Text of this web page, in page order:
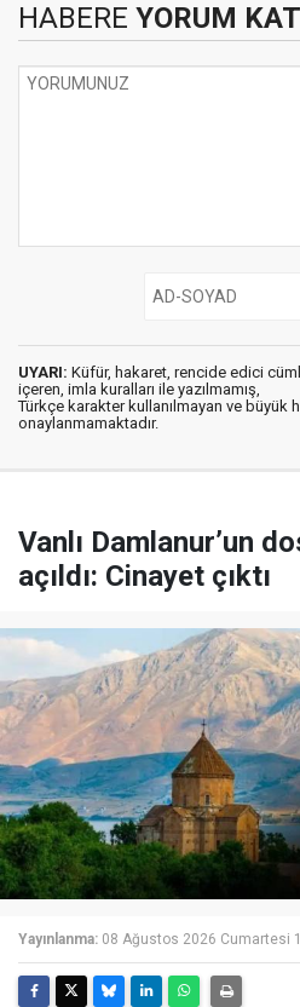
HABERE YORUM KAT
UYARI: Küfür, hakaret, rencide edici
içeren, imla kuralları ile yazılmamış,
Türkçe karakter kullanılmayan ve büyük
onaylanmamaktadır.
Vanlı Damlanur’un
açıldı: Cinayet çıktı
Yayınlanma: 08 Ağustos 2026 Cumartesi